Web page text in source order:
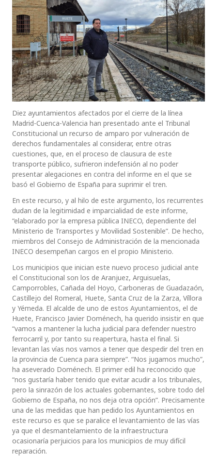
Diez ayuntamientos afectados por el cierre de la línea
Madrid-Cuenca-Valencia han presentado ante el Tribunal
Constitucional un recurso de amparo por vulneración de
derechos fundamentales al considerar, entre otras
cuestiones, que, en el proceso de clausura de este
transporte público, sufrieron indefensión al no poder
presentar alegaciones en contra del informe en el que se
basó el Gobierno de España para suprimir el tren.
En este recurso, y al hilo de este argumento, los recurrentes
dudan de la legitimidad e imparcialidad de este informe,
“elaborado por la empresa pública INECO, dependiente del
Ministerio de Transportes y Movilidad Sostenible”. De hecho,
miembros del Consejo de Administración de la mencionada
INECO desempeñan cargos en el propio Ministerio.
Los municipios que inician este nuevo proceso judicial ante
el Constitucional son los de Aranjuez, Arguisuelas,
Camporrobles, Cañada del Hoyo, Carboneras de Guadazaón,
Castillejo del Romeral, Huete, Santa Cruz de la Zarza, Víllora
y Yémeda. El alcalde de uno de estos Ayuntamientos, el de
Huete, Francisco Javier Doménech, ha querido insistir en que
“vamos a mantener la lucha judicial para defender nuestro
ferrocarril y, por tanto su reapertura, hasta el final. Si
levantan las vías nos vamos a tener que despedir del tren en
la provincia de Cuenca para siempre”. “Nos jugamos mucho”,
ha aseverado Doménech. El primer edil ha reconocido que
“nos gustaría haber tenido que evitar acudir a los tribunales,
pero la sinrazón de los actuales gobernantes, sobre todo del
Gobierno de España, no nos deja otra opción”. Precisamente
una de las medidas que han pedido los Ayuntamientos en
este recurso es que se paralice el levantamiento de las vías
ya que el desmantelamiento de la infraestructura
ocasionaría perjuicios para los municipios de muy difícil
reparación.